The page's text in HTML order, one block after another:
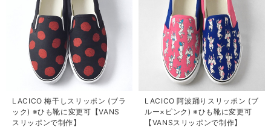
LACICO 梅干しスリッポン (ブラ
ック) ※ひも靴に変更可【VANS
スリッポンで制作】
LACICO 阿波踊りスリッポン (ブ
ルー×ピンク) ※ひも靴に変更可
【VANSスリッポンで制作】